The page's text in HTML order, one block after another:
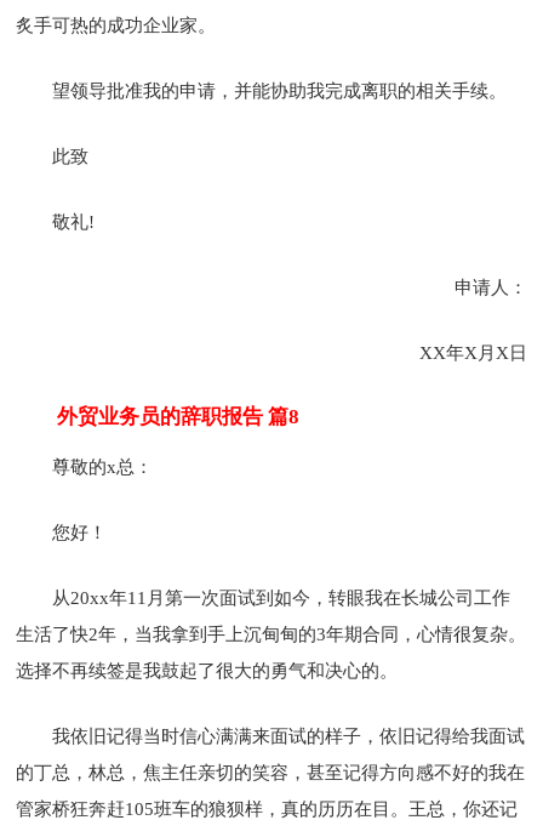
炙手可热的成功企业家。
望领导批准我的申请，并能协助我完成离职的相关手续。
此致
敬礼!
申请人：
XX年X月X日
外贸业务员的辞职报告 篇8
尊敬的x总：
您好！
从20xx年11月第一次面试到如今，转眼我在长城公司工作
生活了快2年，当我拿到手上沉甸甸的3年期合同，心情很复杂。
选择不再续签是我鼓起了很大的勇气和决心的。
我依旧记得当时信心满满来面试的样子，依旧记得给我面试
的丁总，林总，焦主任亲切的笑容，甚至记得方向感不好的我在
管家桥狂奔赶105班车的狼狈样，真的历历在目。王总，你还记